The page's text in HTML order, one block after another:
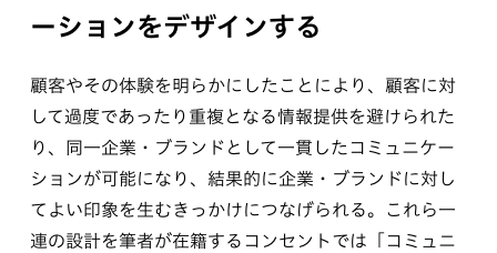
ーションをデザインする
顧客やその体験を明らかにしたことにより、顧客に対
して過度であったり重複となる情報提供を避けられた
り、同一企業・ブランドとして一貫したコミュニケー
ションが可能になり、結果的に企業・ブランドに対し
てよい印象を生むきっかけにつなげられる。これら一
連の設計を筆者が在籍するコンセントでは「コミュニ